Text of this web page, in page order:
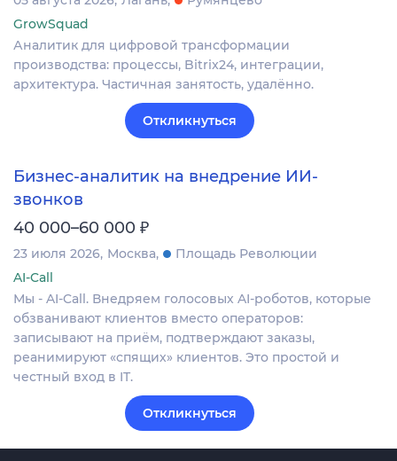
GrowSquad
Аналитик для цифровой трансформации
производства: процессы, Bitrix24, интеграции,
архитектура. Частичная занятость, удалённо.
Откликнуться
Бизнес-аналитик на внедрение ИИ-
звонков
40 000–60 000 ₽
23 июля 2026 Москва
Площадь Революции
AI-Call
Мы - AI-Call. Внедряем голосовых AI-роботов, которые
обзванивают клиентов вместо операторов:
записывают на приём, подтверждают заказы,
реанимируют «спящих» клиентов. Это простой и
честный вход в IT.
Откликнуться